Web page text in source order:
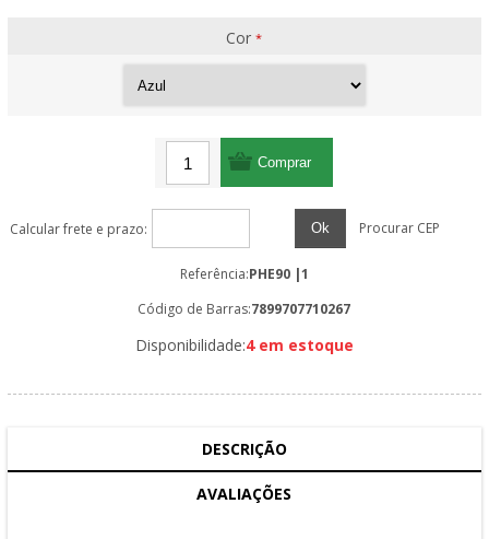
Cor*
Calcular frete e prazo: Ok Procurar CEP
Referência:PHE90 |1
Código de Barras:7899707710267
Disponibilidade:4 em estoque
DESCRIÇÃO
AVALIAÇÕES